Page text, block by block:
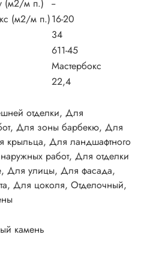
(м2/м п.)
--
(м2/м п.)16-20
34
611-45
Мастербокс
22,4
отделки, Для
Для зоны барбекю, Для
крыльца, Для ландшафтного
работ, Для отделки
Для улицы, Для фасада,
Для цоколя, Отделочный,
камень